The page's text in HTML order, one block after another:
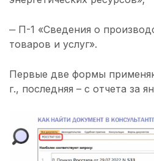
‒ П-1 «Сведения о
товаров и услуг».
Первые две формы
г., последняя – с отчета за